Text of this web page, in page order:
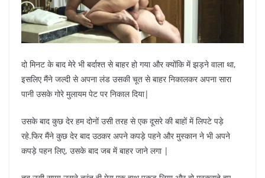
दो मिनट के बाद मेरे भी बर्दाश्त से बाहर हो गया और क्योंकि में झड़ने वाला था,
इसलिए मैंने जल्दी से अपना लंड उसकी चूत से बाहर निकालकर अपना सारा
पानी उसके गोरे मुलायम पेट पर निकाल दिया|
उसके बाद कुछ देर हम दोनों उसी तरह से एक दूसरे की बाहों में लिपटे पड़े
रहे.फिर मैंने कुछ देर बाद उठकर अपने कपड़े पहने और मुस्कान ने भी अपने
कपड़े पहन लिए, उसके बाद जब में बाहर जाने लगा |